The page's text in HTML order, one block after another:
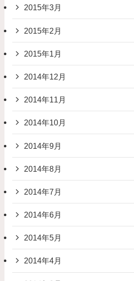
2015年3月
2015年2月
2015年1月
2014年12月
2014年11月
2014年10月
2014年9月
2014年8月
2014年7月
2014年6月
2014年5月
2014年4月